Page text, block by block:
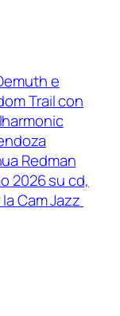
e
Trail con
Redman
2026 su cd,
Cam Jazz